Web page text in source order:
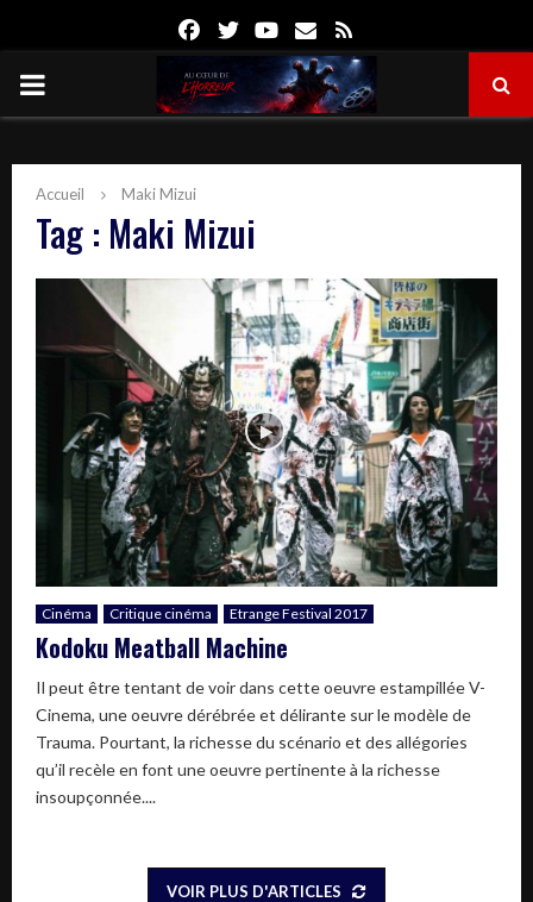
FacebookTwitterYoutube
Email
PRIMARY
Accueil Maki Mizui
Tag : Maki Mizui
Cinéma Critique cinéma Etrange Festival 2017
Kodoku Meatball Machine
Il peut être tentant de voir dans cette oeuvre estampillée V-
Cinema, une oeuvre dérébrée et délirante sur le modèle de
Trauma. Pourtant, la richesse du scénario et des allégories
qu’il recèle en font une oeuvre pertinente à la richesse
insoupçonnée....
VOIR PLUS D'ARTICLES